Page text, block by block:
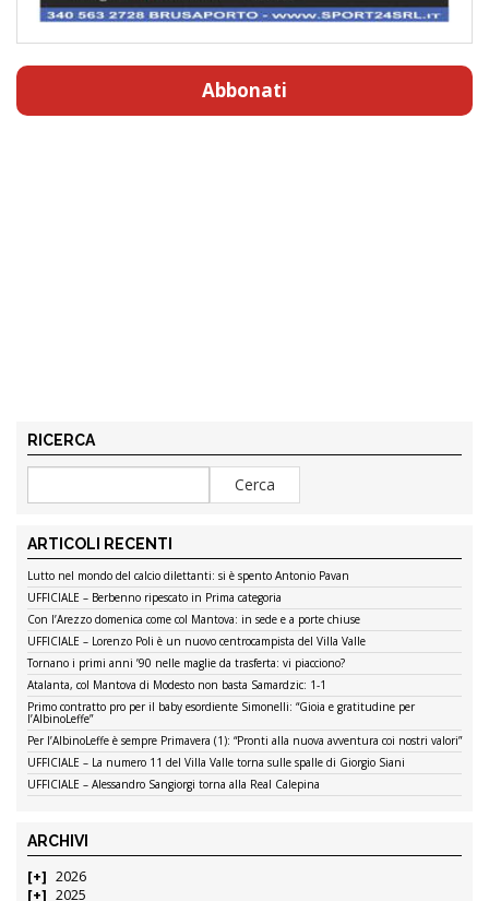
Abbonati
RICERCA
ARTICOLI RECENTI
Lutto nel mondo del calcio dilettanti: si è spento Antonio Pavan
UFFICIALE – Berbenno ripescato in Prima categoria
Con l’Arezzo domenica come col Mantova: in sede e a porte chiuse
UFFICIALE – Lorenzo Poli è un nuovo centrocampista del Villa Valle
Tornano i primi anni ’90 nelle maglie da trasferta: vi piacciono?
Atalanta, col Mantova di Modesto non basta Samardzic: 1-1
Primo contratto pro per il baby esordiente Simonelli: “Gioia e gratitudine per
l’AlbinoLeffe”
Per l’AlbinoLeffe è sempre Primavera (1): “Pronti alla nuova avventura coi nostri valori”
UFFICIALE – La numero 11 del Villa Valle torna sulle spalle di Giorgio Siani
UFFICIALE – Alessandro Sangiorgi torna alla Real Calepina
ARCHIVI
2026
2025